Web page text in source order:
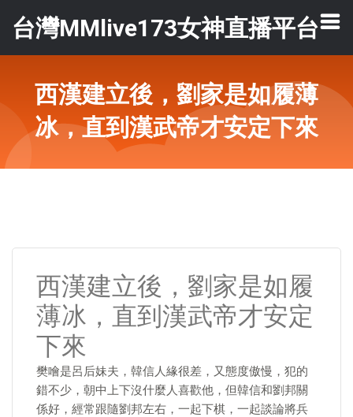
台灣MMlive173女神直播平台
西漢建立後，劉家是如履薄
冰，直到漢武帝才安定下來
西漢建立後，劉家是如履
薄冰，直到漢武帝才安定
下來
樊噲是呂后妹夫，韓信人緣很差，又態度傲慢，犯的
錯不少，朝中上下沒什麼人喜歡他，但韓信和劉邦關
係好，經常跟隨劉邦左右，一起下棋，一起談論將兵